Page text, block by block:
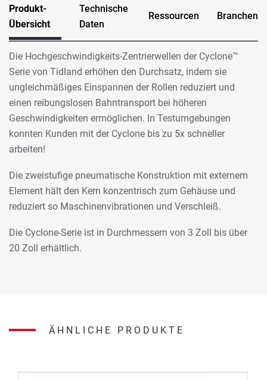
Produkt-
Übersicht
Technische
Daten
Ressourcen Branchen
Die Hochgeschwindigkeits-Zentrierwellen der Cyclone™
Serie von Tidland erhöhen den Durchsatz, indem sie
ungleichmäßiges Einspannen der Rollen reduziert und
einen reibungslosen Bahntransport bei höheren
Geschwindigkeiten ermöglichen. In Testumgebungen
konnten Kunden mit der Cyclone bis zu 5x schneller
arbeiten!
Die zweistufige pneumatische Konstruktion mit externem
Element hält den Kern konzentrisch zum Gehäuse und
reduziert so Maschinenvibrationen und Verschleiß.
Die Cyclone-Serie ist in Durchmessern von 3 Zoll bis über
20 Zoll erhältlich.
ÄHNLICHE PRODUKTE